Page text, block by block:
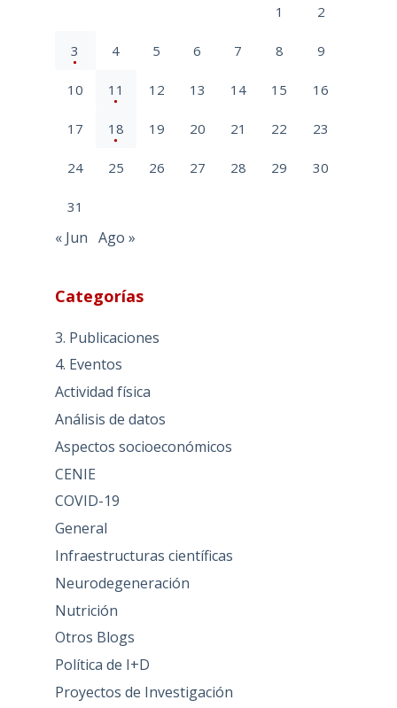
1 2
3 4 5 6 7 8 9
10 11 12 13 14 15 16
17 18 19 20 21 22 23
24 25 26 27 28 29 30
31
« Jun Ago »
Categorías
3. Publicaciones
4. Eventos
Actividad física
Análisis de datos
Aspectos socioeconómicos
CENIE
COVID-19
General
Infraestructuras científicas
Neurodegeneración
Nutrición
Otros Blogs
Política de I+D
Proyectos de Investigación